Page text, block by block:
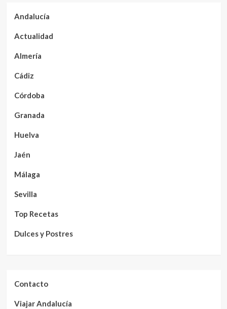
Andalucía
Actualidad
Almería
Cádiz
Córdoba
Granada
Huelva
Jaén
Málaga
Sevilla
Top Recetas
Dulces y Postres
Contacto
Viajar Andalucía